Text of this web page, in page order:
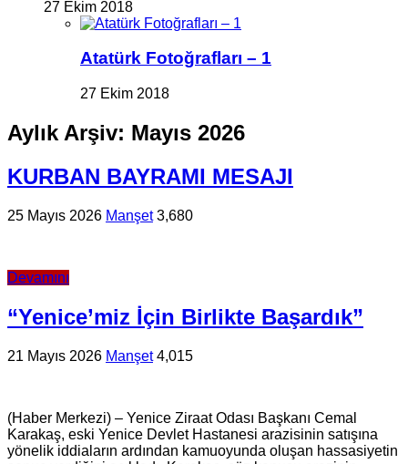
27 Ekim 2018
Atatürk Fotoğrafları – 1
27 Ekim 2018
Aylık Arşiv: Mayıs 2026
KURBAN BAYRAMI MESAJI
25 Mayıs 2026 Manşet 3,680
Devamını
“Yenice’miz İçin Birlikte Başardık”
21 Mayıs 2026 Manşet 4,015
(Haber Merkezi) – Yenice Ziraat Odası Başkanı Cemal
Karakaş, eski Yenice Devlet Hastanesi arazisinin satışına
yönelik iddiaların ardından kamuoyunda oluşan hassasiyetin